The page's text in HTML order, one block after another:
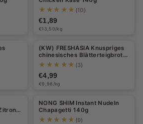
★★★★★ (10)
€1,89
€13,50/kg
(KW) FRESHASIA Knuspriges
chinesisches Blätterteigbrot
für Rou Jia Mo (5 Stück) 500g
★★★★★ (3)
€4,99
€9,98/kg
Halal
NONG SHIM Instant Nudeln
Chapagetti 140g
★★★★★ (9)